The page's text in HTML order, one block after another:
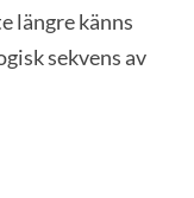
längre känns
sekvens av